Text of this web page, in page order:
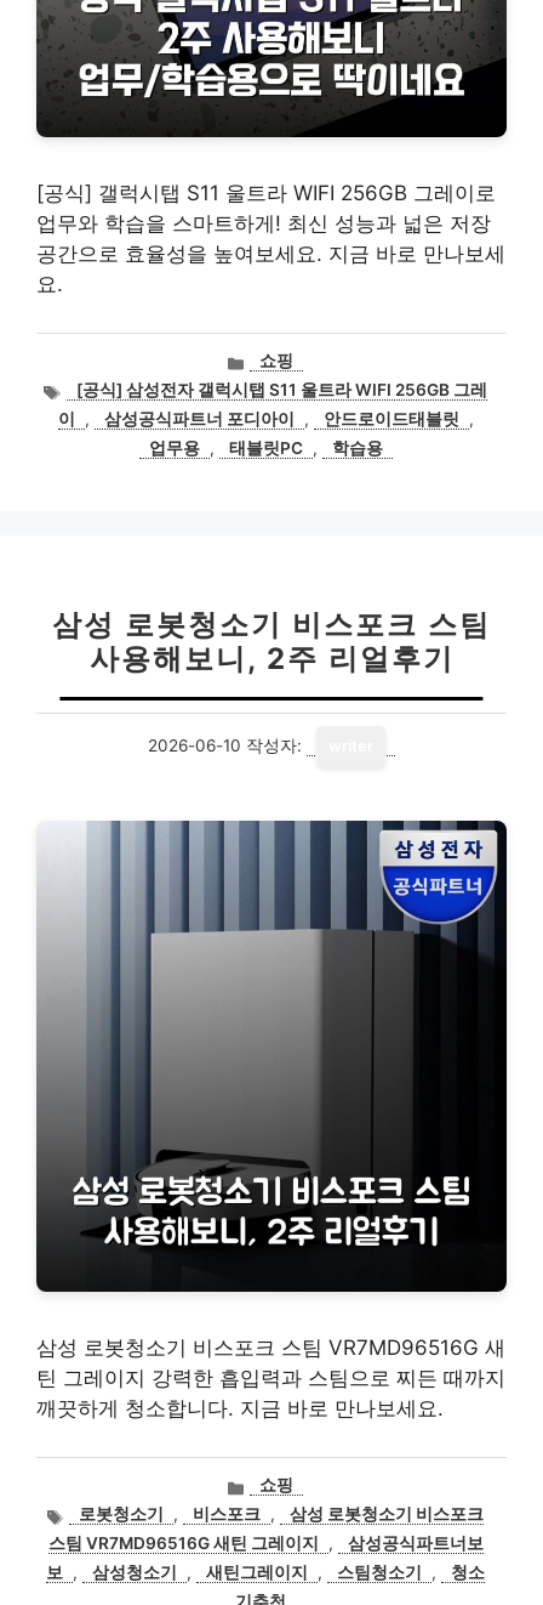
[공식] 갤럭시탭 S11 울트라 WIFI 256GB 그레이로
업무와 학습을 스마트하게! 최신 성능과 넓은 저장
공간으로 효율성을 높여보세요. 지금 바로 만나보세
요.
카
테
고
리
쇼핑
태
그
[공식] 삼성전자 갤럭시탭 S11 울트라 WIFI 256GB 그레
이
, 삼성공식파트너 포디아이 , 안드로이드태블릿
,
업무용 , 태블릿PC , 학습용
삼성 로봇청소기 비스포크 스팀
사용해보니, 2주 리얼후기
2026-06-10 작성자:
삼성 로봇청소기 비스포크 스팀 VR7MD96516G 새
틴 그레이지 강력한 흡입력과 스팀으로 찌든 때까지
깨끗하게 청소합니다. 지금 바로 만나보세요.
카
테
고
리
쇼핑
태
그
로봇청소기 , 비스포크 ,
삼성 로봇청소기 비스포크
스팀 VR7MD96516G 새틴 그레이지
,
삼성공식파트너보
보
, 삼성청소기 , 새틴그레이지 , 스팀청소기 ,
청소